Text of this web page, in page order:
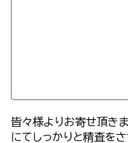
皆々様よりお寄せ頂き
にてしっかりと精査をさ